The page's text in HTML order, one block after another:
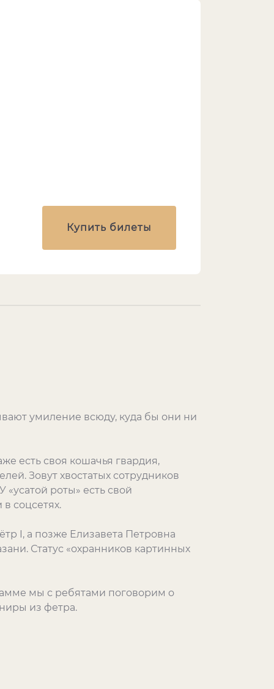
Купить билеты
умиление всюду, куда бы они ни
есть своя кошачья гвардия,
Зовут хвостатых сотрудников
«усатой роты» есть свой
соцсетях.
I, а позже Елизавета Петровна
Статус «охранников картинных
мы с ребятами поговорим о
из фетра.